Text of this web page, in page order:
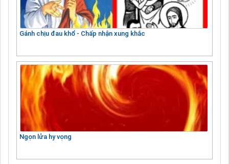
Gánh chịu đau khổ - Chấp nhận xung khắc
Ngọn lửa hy vọng